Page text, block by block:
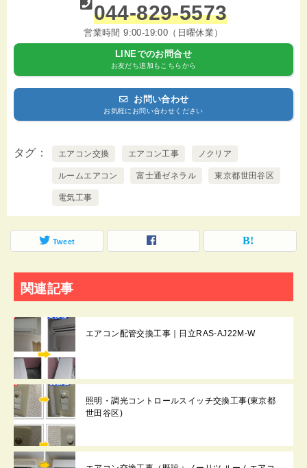
044-829-5573
営業時間 9:00-19:00（日曜休業）
LINEでのお問合せ
お友だち追加もこちらから
お問い合わせ
お気軽にお問い合わせください
タグ エアコン交換 エアコン工事 ノクリア
ルームエアコン 富士通ゼネラル 東京都世田谷区
電気工事
Tweet
関連記事
エアコン配管交換工事｜日立RAS-AJ22M-W
照明・調光コントロールスイッチ交換工事(東京都
世田谷区)